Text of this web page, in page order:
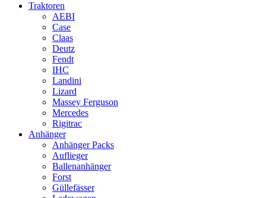
Traktoren
AEBI
Case
Claas
Deutz
Fendt
IHC
Landini
Lizard
Massey Ferguson
Mercedes
Rigitrac
Anhänger
Anhänger Packs
Auflieger
Ballenanhänger
Forst
Güllefässer